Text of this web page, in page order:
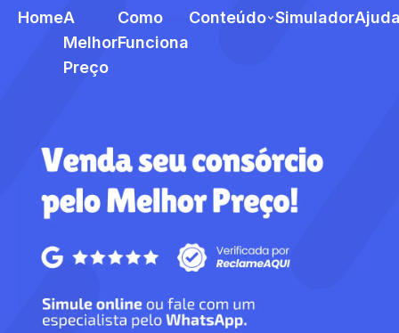
HomeA
Melhor
Preço
Como
Funciona
Conteúdo Simulador